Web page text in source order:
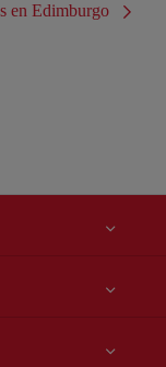
en Edimburgo